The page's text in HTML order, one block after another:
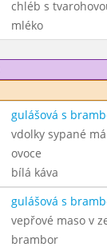
chléb s
mléko
gulášová s
vdolky sypané
ovoce
bílá káva
gulášová s
vepřové maso v
brambor